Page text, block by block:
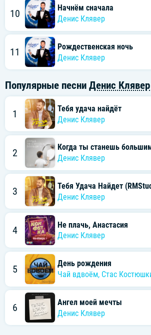
10
Начнём сначала
Денис Клявер
11
Рождественская ночь
Денис Клявер
Популярные песни Денис Клявер
1
Тебя удача найдёт
Денис Клявер
2
Когда ты станешь
Денис Клявер
3
Тебя Удача Найдет
Денис Клявер
4
Не плачь, Анастасия
Денис Клявер
5
День рождения
Чай вдвоём, Стас
6
Ангел моей мечты
Денис Клявер